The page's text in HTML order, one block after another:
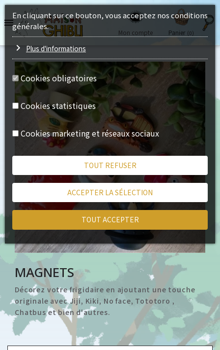

Mon compte Panier (0)
MAGNETS
Décorez votre frigidaire en ajoutant une touche
originale avec Jiji, Kiki, No face, Tototoro ,
Chatbus et bien d'autres.
En cliquant sur ce bouton, vous acceptez nos conditions
générales.
chevron_right Plus d'informations
Cookies obligatoires
Cookies statistiques
Cookies marketing et réseaux sociaux
TOUT REFUSER
ACCEPTER LA SÉLECTION
TOUT ACCEPTER